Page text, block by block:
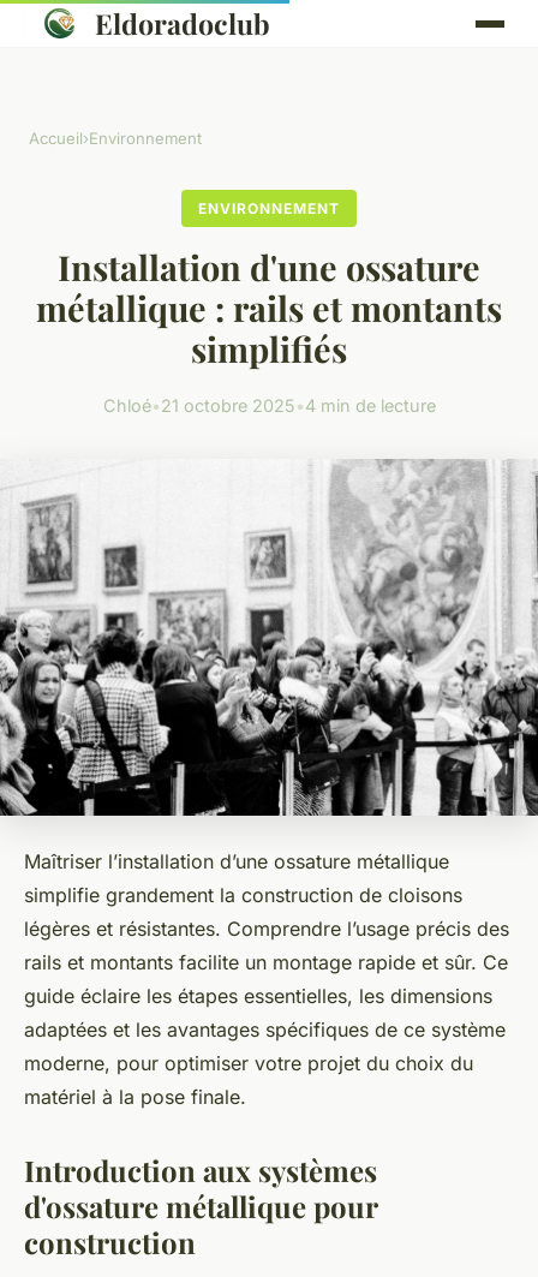
Eldoradoclub
Accueil›Environnement
ENVIRONNEMENT
Installation d'une ossature
métallique : rails et montants
simplifiés
Chloé•21 octobre 2025•4 min de lecture
Maîtriser l’installation d’une ossature métallique
simplifie grandement la construction de cloisons
légères et résistantes. Comprendre l’usage précis des
rails et montants facilite un montage rapide et sûr. Ce
guide éclaire les étapes essentielles, les dimensions
adaptées et les avantages spécifiques de ce système
moderne, pour optimiser votre projet du choix du
matériel à la pose finale.
Introduction aux systèmes
d'ossature métallique pour
construction